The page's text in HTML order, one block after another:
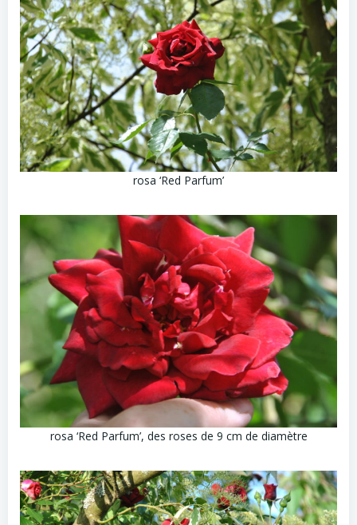
rosa ‘Red Parfum’
rosa ‘Red Parfum’, des roses de 9 cm de diamètre